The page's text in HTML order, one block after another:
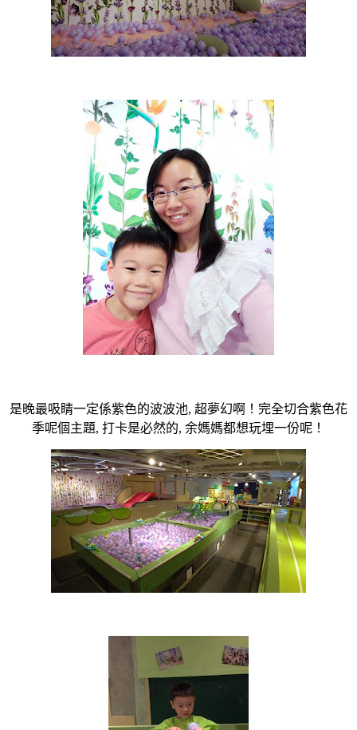
是晚最吸睛一定係紫色的波波池, 超夢幻啊！完全切合紫色花
季呢個主題, 打卡是必然的, 余媽媽都想玩埋一份呢！